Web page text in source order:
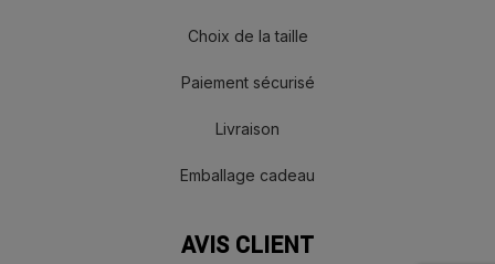
Choix de la taille
Paiement sécurisé
Livraison
Emballage cadeau
AVIS CLIENT